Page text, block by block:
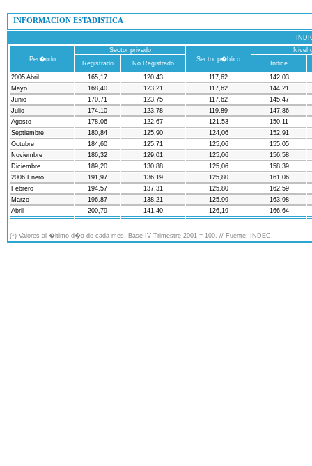
 INFORMACION ESTADISTICA
INDICE
Per�odo
Sector privado
Sector p�blico
Nivel
Registrado
No Registrado
Indice
2005 Abril
165,17 120,43 117,62
142,03
Mayo
168,40 123,21 117,62
144,21
Junio
170,71 123,75 117,62
145,47
Julio
174,10 123,78 119,89
147,86
Agosto
178,06 122,67 121,53
150,11
Septiembre
180,84 125,90 124,06
152,91
Octubre
184,60 125,71 125,06
155,05
Noviembre
186,32 129,01 125,06
156,58
Diciembre
189,20 130,88 125,06
158,39
2006 Enero
191,97 136,19 125,80
161,06
Febrero
194,57 137,31 125,80
162,59
Marzo
196,87 138,21 125,99
163,98
Abril
200,79 141,40 126,19 166,64
(*) Valores al �ltimo d�a de cada mes. Base IV Trimestre 2001 = 100. // Fuente: INDEC.